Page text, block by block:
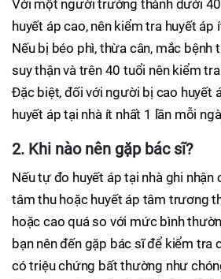
Với một người trưởng thành dưới
huyết áp cao, nên kiểm tra huyết áp
Nếu bị béo phì, thừa cân, mắc bệnh
suy thận và trên 40 tuổi nên kiểm
Đặc biệt, đối với người bị cao huyết
huyết áp tại nhà ít nhất 1 lần mỗi
2. Khi nào nên gặp bác sĩ?
Nếu tự đo huyết áp tại nhà ghi nhận
tâm thu hoặc huyết áp tâm trương
hoặc cao quá so với mức bình
bạn nên đến gặp bác sĩ để kiểm tra
có triệu chứng bất thường như